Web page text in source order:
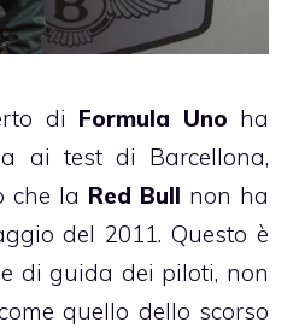
di Formula Uno ha
ai test di Barcellona,
che la Red Bull non ha
del 2011. Questo è
di guida dei piloti, non
quello dello scorso